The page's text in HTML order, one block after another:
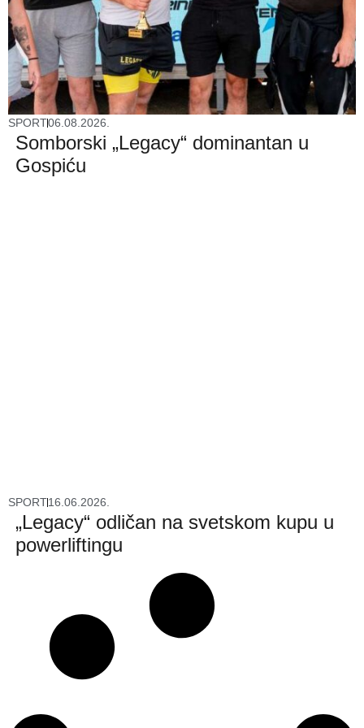
SPORT06.08.2026.
Somborski „Legacy“ dominantan u
Gospiću
SPORT16.06.2026.
„Legacy“ odličan na svetskom kupu u
powerliftingu